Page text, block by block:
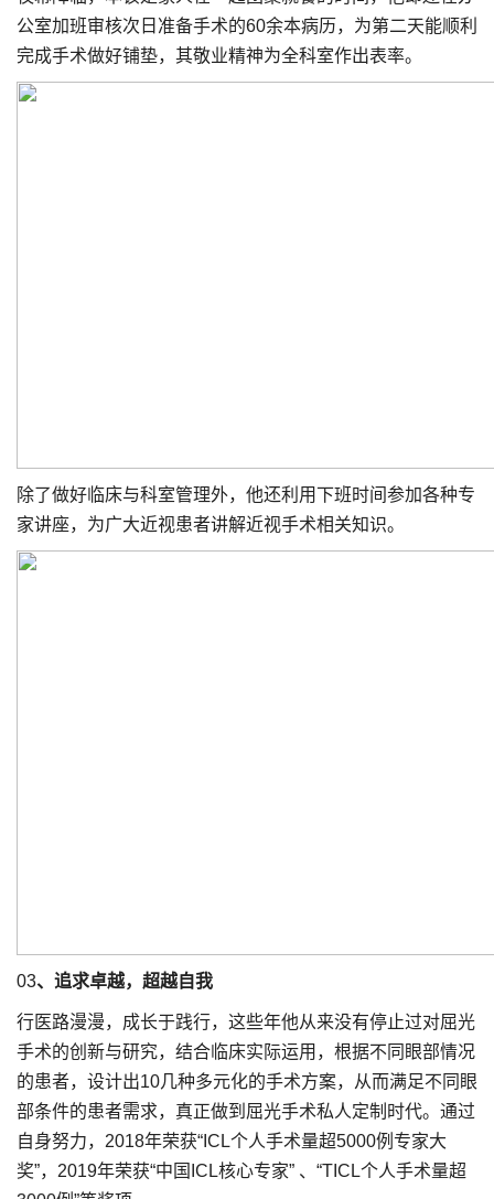
公室加班审核次日准备手术的60余本病历，为第二天能顺利
完成手术做好铺垫，其敬业精神为全科室作出表率。
除了做好临床与科室管理外，他还利用下班时间参加各种专
家讲座，为广大近视患者讲解近视手术相关知识。
03、追求卓越，超越自我
行医路漫漫，成长于践行，这些年他从来没有停止过对屈光
手术的创新与研究，结合临床实际运用，根据不同眼部情况
的患者，设计出10几种多元化的手术方案，从而满足不同眼
部条件的患者需求，真正做到屈光手术私人定制时代。通过
自身努力，2018年荣获“ICL个人手术量超5000例专家大
奖”，2019年荣获“中国ICL核心专家” 、“TICL个人手术量超